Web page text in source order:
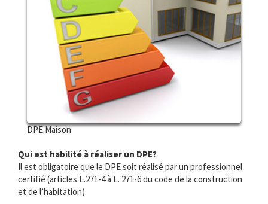
DPE Maison
Qui est habilité à réaliser un DPE?
Il est obligatoire que le DPE soit réalisé par un professionnel
certifié (articles L.271-4 à L. 271-6 du code de la construction
et de l’habitation).